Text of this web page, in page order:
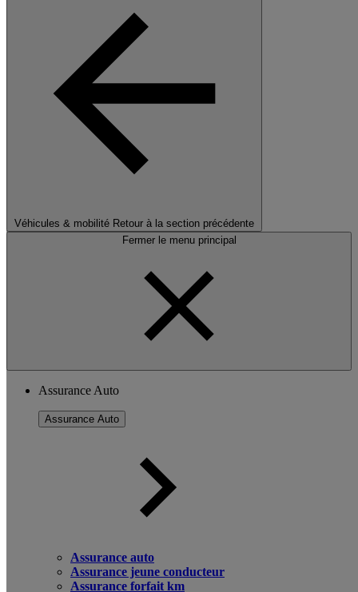
Véhicules & mobilité Retour à la section précédente
Fermer le menu principal
Assurance Auto
Assurance Auto
Assurance auto
Assurance jeune conducteur
Assurance forfait km